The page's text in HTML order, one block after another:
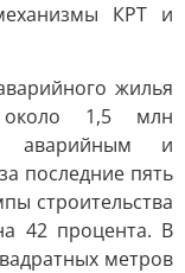
КРТ и
жилья
около 1,5 млн
аварийным и
последние пять
строительства
42 процента. В
метров